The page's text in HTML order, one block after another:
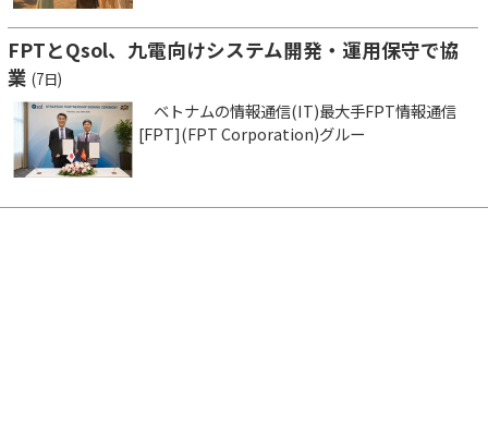
FPTとQsol、九電向けシステム開発・運用保守で協
業 (7日)
ベトナムの情報通信(IT)最大手FPT情報通信
[FPT](FPT Corporation)グルー